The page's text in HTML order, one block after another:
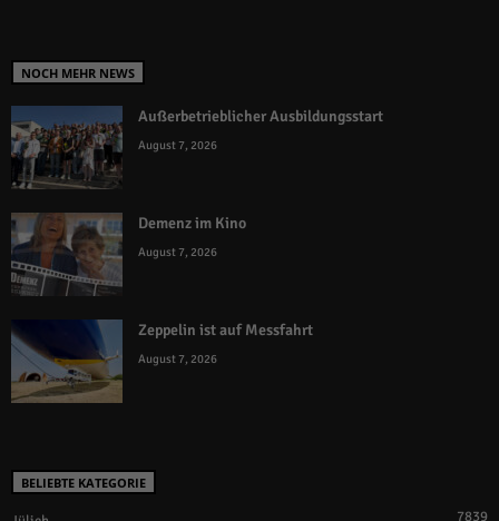
NOCH MEHR NEWS
Außerbetrieblicher Ausbildungsstart
August 7, 2026
Demenz im Kino
August 7, 2026
Zeppelin ist auf Messfahrt
August 7, 2026
BELIEBTE KATEGORIE
7839